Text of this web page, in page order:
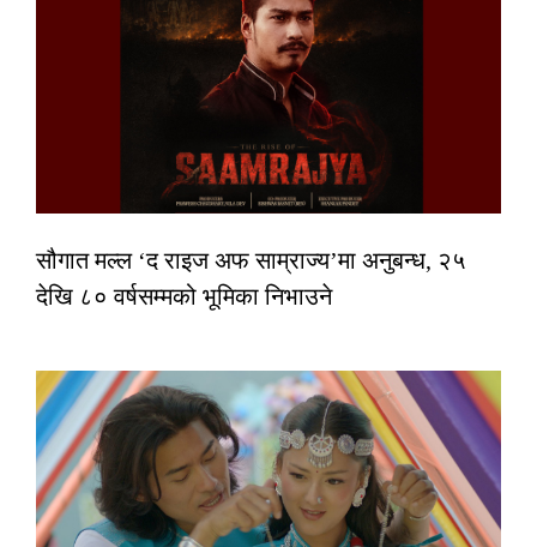
सौगात मल्ल ‘द राइज अफ साम्राज्य’मा अनुबन्ध, २५
देखि ८० वर्षसम्मको भूमिका निभाउने